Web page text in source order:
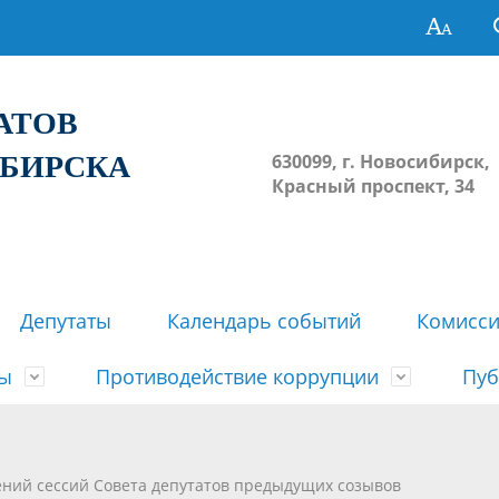
630099, г. Новосибирск,
Красный проспект, 34
Депутаты Календарь событий
решений сессий Совета
недействующими решений
Противодействие коррупции
сессий Совета депутатов предыдущих созывов